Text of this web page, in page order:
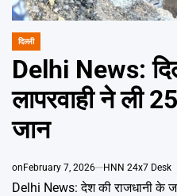
POSTED
दिल्ली
Delhi News:
लापरवाही ने ली
जान
onFebruary 7, 2026 HNN 24x7 Desk
Delhi News: देश की राजधानी के